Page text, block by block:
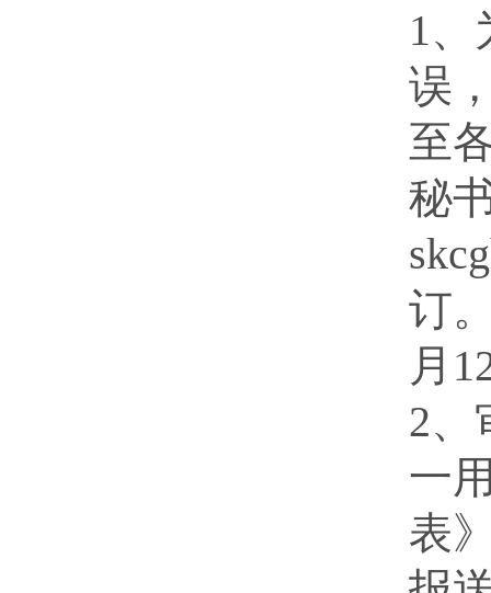
1、
误
至
秘
订
月
2、
一
表